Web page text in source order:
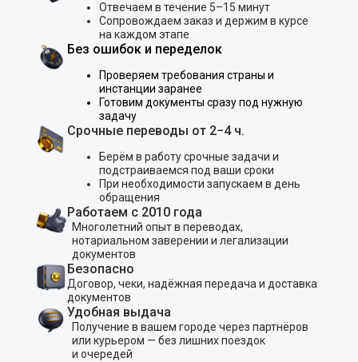
Отвечаем в течение 5–15 минут
Сопровождаем заказ и держим в курсе
на каждом этапе
Без ошибок и переделок
Проверяем требования страны и
инстанции заранее
Готовим документы сразу под нужную
задачу
Срочные переводы от 2−4 ч.
Берём в работу срочные задачи и
подстраиваемся под ваши сроки
При необходимости запускаем в день
обращения
Работаем с 2010 года
Многолетний опыт в переводах,
нотариальном заверении и легализации
документов
Безопасно
Договор, чеки, надёжная передача и доставка
документов
Удобная выдача
Получение в вашем городе через партнёров
или курьером — без лишних поездок
и очередей